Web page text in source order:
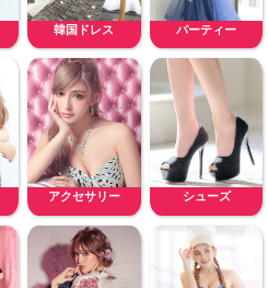
韓国ドレス パーティー
アクセサリー シューズ